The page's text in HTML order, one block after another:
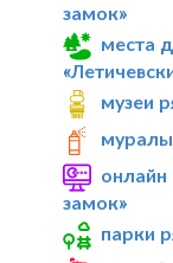
замок»
места
музеи
муралы
онлайн
замок»
парки